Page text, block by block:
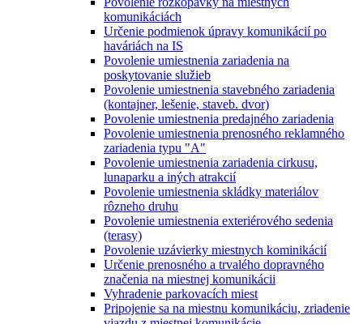
komunikáciách
Určenie podmienok úpravy komunikácií po
haváriách na IS
Povolenie umiestnenia zariadenia na
poskytovanie služieb
Povolenie umiestnenia stavebného zariadenia
(kontajner, lešenie, staveb. dvor)
Povolenie umiestnenia predajného zariadenia
Povolenie umiestnenia prenosného reklamného
zariadenia typu "A"
Povolenie umiestnenia zariadenia cirkusu,
lunaparku a iných atrakcií
Povolenie umiestnenia skládky materiálov
rôzneho druhu
Povolenie umiestnenia exteriérového sedenia
(terasy)
Povolenie uzávierky miestnych kominikácií
Určenie prenosného a trvalého dopravného
značenia na miestnej komunikácii
Vyhradenie parkovacích miest
Pripojenie sa na miestnu komunikáciu, zriadenie